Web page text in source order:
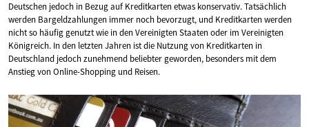
Deutschen jedoch in Bezug auf Kreditkarten etwas konservativ. Tatsächlich
werden Bargeldzahlungen immer noch bevorzugt, und Kreditkarten werden
nicht so häufig genutzt wie in den Vereinigten Staaten oder im Vereinigten
Königreich. In den letzten Jahren ist die Nutzung von Kreditkarten in
Deutschland jedoch zunehmend beliebter geworden, besonders mit dem
Anstieg von Online-Shopping und Reisen.